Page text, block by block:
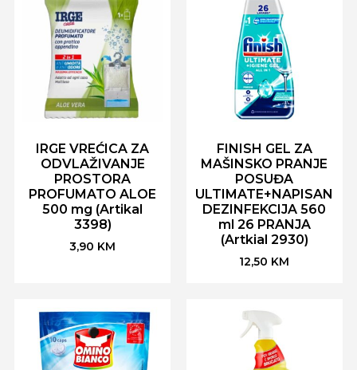
IRGE VREĆICA ZA
ODVLAŽIVANJE
PROSTORA
PROFUMATO ALOE
500 mg (Artikal
3398)
3,90 KM
FINISH GEL ZA
MAŠINSKO PRANJE
POSUĐA
ULTIMATE+NAPISAN
DEZINFEKCIJA 560
ml 26 PRANJA
(Artkial 2930)
12,50 KM